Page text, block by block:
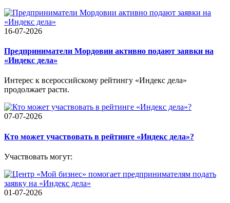
16-07-2026
Предприниматели Мордовии активно подают заявки на
«Индекс дела»
Интерес к всероссийскому рейтингу «Индекс дела»
продолжает расти.
07-07-2026
Кто может участвовать в рейтинге «Индекс дела»?
Участвовать могут:
01-07-2026